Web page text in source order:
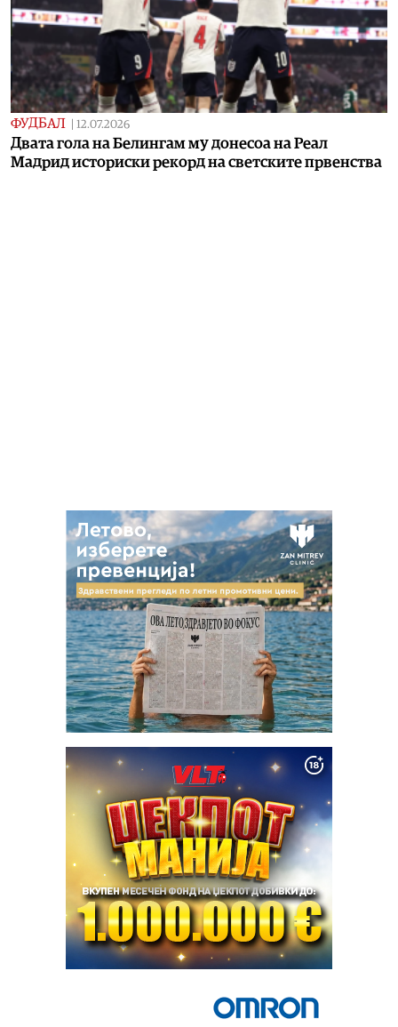
ФУДБАЛ | 12.07.2026
Двата гола на Белингам му донесоа на Реал
Мадрид историски рекорд на светските првенства